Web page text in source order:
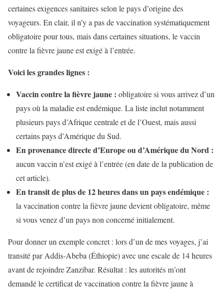
certaines exigences sanitaires selon le pays d’origine des
voyageurs. En clair, il n’y a pas de vaccination systématiquement
obligatoire pour tous, mais dans certaines situations, le vaccin
contre la fièvre jaune est exigé à l’entrée.
Voici les grandes lignes :
Vaccin contre la fièvre jaune : obligatoire si vous arrivez d’un
pays où la maladie est endémique. La liste inclut notamment
plusieurs pays d’Afrique centrale et de l’Ouest, mais aussi
certains pays d’Amérique du Sud.
En provenance directe d’Europe ou d’Amérique du Nord :
aucun vaccin n’est exigé à l’entrée (en date de la publication de
cet article).
En transit de plus de 12 heures dans un pays endémique :
la vaccination contre la fièvre jaune devient obligatoire, même
si vous venez d’un pays non concerné initialement.
Pour donner un exemple concret : lors d’un de mes voyages, j’ai
transité par Addis-Abeba (Éthiopie) avec une escale de 14 heures
avant de rejoindre Zanzibar. Résultat : les autorités m’ont
demandé le certificat de vaccination contre la fièvre jaune à